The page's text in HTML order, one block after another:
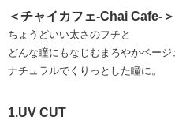
＜チャイカフェ-Chai Cafe-＞
ちょうどいい太さのフチと
どんな瞳にもなじむまろやかベージ
ナチュラルでくりっとした瞳に。
1.UV CUT